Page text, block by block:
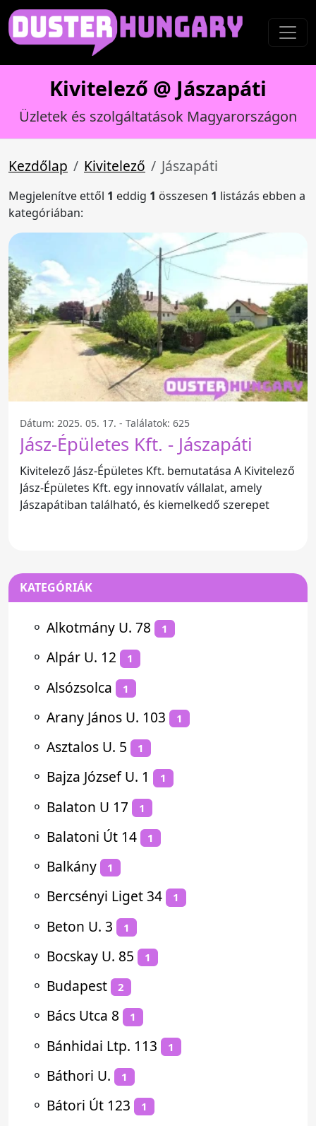
Kivitelező @ Jászapáti
Üzletek és szolgáltatások Magyarországon
Kezdőlap Kivitelező Jászapáti
Megjelenítve ettől 1 eddig 1 összesen 1 listázás ebben a
kategóriában:
Dátum: 2025. 05. 17. - Találatok: 625
Jász-Épületes Kft. - Jászapáti
Kivitelező Jász-Épületes Kft. bemutatása A Kivitelező
Jász-Épületes Kft. egy innovatív vállalat, amely
Jászapátiban található, és kiemelkedő szerepet
KATEGÓRIÁK
⚬ Alkotmány U. 78 1
⚬ Alpár U. 12 1
⚬ Alsózsolca 1
⚬ Arany János U. 103 1
⚬ Asztalos U. 5 1
⚬ Bajza József U. 1 1
⚬ Balaton U 17 1
⚬ Balatoni Út 14 1
⚬ Balkány 1
⚬ Bercsényi Liget 34 1
⚬ Beton U. 3 1
⚬ Bocskay U. 85 1
⚬ Budapest 2
⚬ Bács Utca 8 1
⚬ Bánhidai Ltp. 113 1
⚬ Báthori U. 1
⚬ Bátori Út 123 1